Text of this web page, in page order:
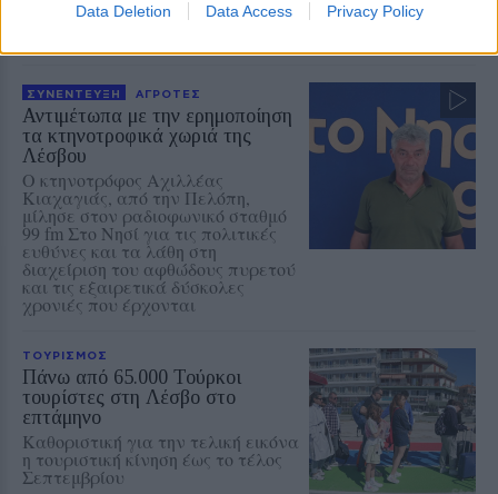
Data Deletion Data Access Privacy Policy
ΣΥΝΕΝΤΕΥΞΗ ΑΓΡΟΤΕΣ
Αντιμέτωπα με την ερημοποίηση
τα κτηνοτροφικά χωριά της
Λέσβου
Ο κτηνοτρόφος Αχιλλέας
Κιαχαγιάς, από την Πελόπη,
μίλησε στον ραδιοφωνικό σταθμό
99 fm Στο Νησί για τις πολιτικές
ευθύνες και τα λάθη στη
διαχείριση του αφθώδους πυρετού
και τις εξαιρετικά δύσκολες
χρονιές που έρχονται
ΤΟΥΡΙΣΜΟΣ
Πάνω από 65.000 Τούρκοι
τουρίστες στη Λέσβο στο
επτάμηνο
Καθοριστική για την τελική εικόνα
η τουριστική κίνηση έως το τέλος
Σεπτεμβρίου